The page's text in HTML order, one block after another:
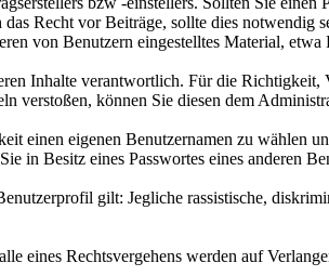
Recht vor Beiträge, sollte dies
von Benutzern eingestelltes Material, etwa
Inhalte verantwortlich. Für die
verstoßen, können Sie diesen dem
einen eigenen Benutzernamen zu wählen
in Besitz eines Passwortes eines anderen
gilt: Jegliche rassistische,
eines Rechtsvergehens werden auf